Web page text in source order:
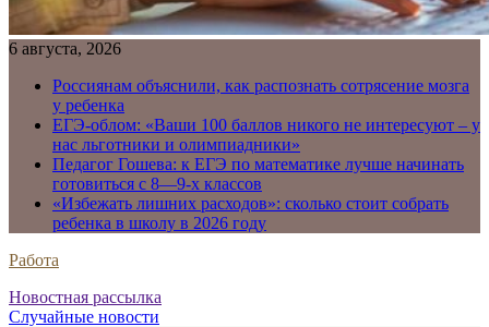
6 августа, 2026
Россиянам объяснили, как распознать сотрясение мозга
у ребенка
ЕГЭ-облом: «Ваши 100 баллов никого не интересуют – у
нас льготники и олимпиадники»
Педагог Гошева: к ЕГЭ по математике лучше начинать
готовиться с 8—9-х классов
«Избежать лишних расходов»: сколько стоит собрать
ребенка в школу в 2026 году
Работа
Новостная рассылка
Случайные новости